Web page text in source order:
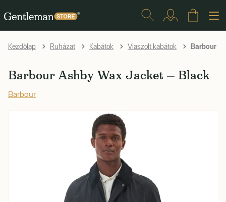
Kezdőlap Ruházat Kabátok Viaszolt kabátok Barbour
Barbour Ashby Wax Jacket — Black
Barbour